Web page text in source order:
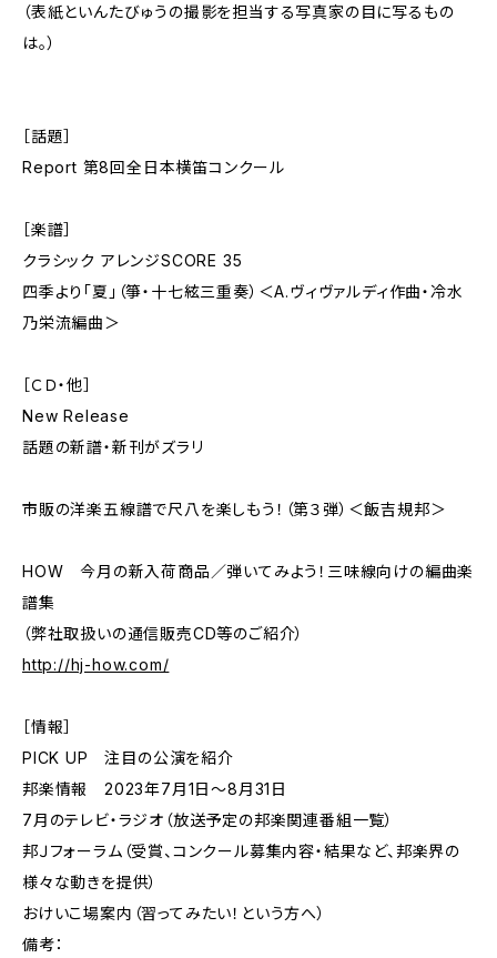
（表紙といんたびゅうの撮影を担当する写真家の目に写るもの
は。）
［話題］
Report 第8回全日本横笛コンクール
［楽譜］
クラシック アレンジSCORE 35
四季より「夏」（箏・十七絃三重奏）＜A.ヴィヴァルディ作曲・冷水
乃栄流編曲＞
［ＣＤ・他］
New Release
話題の新譜・新刊がズラリ
市販の洋楽五線譜で尺八を楽しもう！（第３弾）＜飯吉規邦＞
HOW 今月の新入荷商品／弾いてみよう！三味線向けの編曲楽
譜集
（弊社取扱いの通信販売CD等のご紹介）
http://hj-how.com/
［情報］
PICK UP 注目の公演を紹介
邦楽情報 2023年7月1日〜8月31日
7月のテレビ・ラジオ（放送予定の邦楽関連番組一覧）
邦Ｊフォーラム（受賞、コンクール募集内容・結果など、邦楽界の
様々な動きを提供）
おけいこ場案内（習ってみたい！という方へ）
備考：